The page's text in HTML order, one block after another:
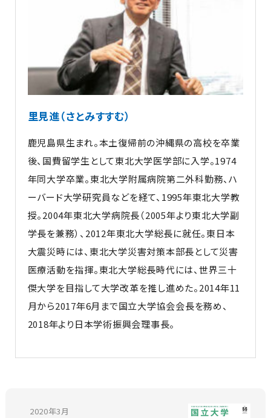
里見進（さとみすすむ）
鹿児島県生まれ。本土復帰前の沖縄県の高校を卒業
後、国費留学生として東北大学医学部に入学。1974
年同大学卒業。東北大学附属病院第二外科勤務、ハ
ーバード大学研究員などを経て、1995年東北大学教
授。2004年東北大学病院長（2005年より東北大学副
学長を兼務）、2012年東北大学総長に就任。東日本
大震災時には、東北大学災害対策本部長として災害
医療活動を指揮。東北大学総長時代には、世界三十
傑大学を目指して大学改革を推し進めた。2014年11
月から2017年6月まで国立大学協会会長を務め、
2018年より日本学術振興会理事長。
2020年3月